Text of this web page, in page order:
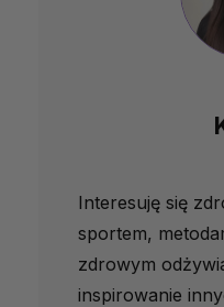
Interesuję się
sportem,
zdrowym
inspirowanie